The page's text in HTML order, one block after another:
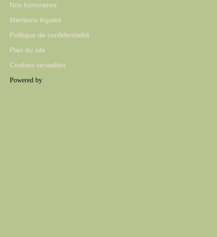
Nos honoraires
Mentions légales
Politique de confidentialité
Plan du site
Cookies verwalten
Powered by